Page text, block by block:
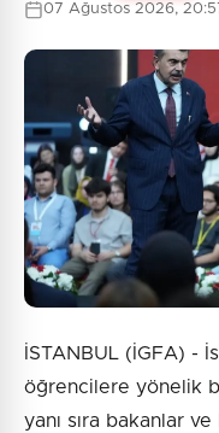
07 Ağustos 2026,
İSTANBUL (İGFA) -
öğrencilere yönelik
yanı sıra bakanlar